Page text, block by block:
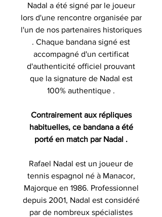
Nadal a été signé par le joueur
lors d'une rencontre organisée par
l'un de nos partenaires historiques
. Chaque bandana signé est
accompagné d'un certificat
d'authenticité officiel prouvant
que la signature de Nadal est
100% authentique .
Contrairement aux répliques
habituelles, ce bandana a été
porté en match par Nadal .
Rafael Nadal est un joueur de
tennis espagnol né à Manacor,
Majorque en 1986. Professionnel
depuis 2001, Nadal est considéré
par de nombreux spécialistes